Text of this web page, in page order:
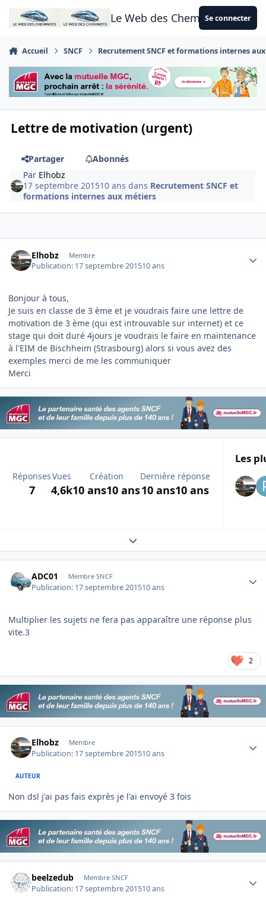
Aller au contenu
Le Web des CheminotsSe connecter
Accueil SNCF Recrutement SNCF et formations internes
Lettre de motivation (urgent)
Partager
Abonnés
Par Elhobz
17 septembre 201510 ans dans Recrutement SNCF et
formations internes aux métiers
Elhobz Membre
Publication: 17 septembre 201510 ans
Bonjour à tous,
Je suis en classe de 3 ème et je voudrais faire une lettre de
motivation de 3 ème (qui est introuvable sur internet) et ce
stage qui doit duré 4jours je voudrais le faire en maintenance
à l'EIM de Bischheim (Strasbourg) alors si vous avez des
exemples merci de me les communiquer
Merci
Réponses
7
Vues
4,6k
Création
10 ans10 ans
Dernière réponse
10 ans10 ans
Les
Expand topic overview
ADC01 Membre SNCF
Publication: 17 septembre 201510 ans
Multiplier les sujets ne fera pas apparaître une réponse plus
vite.3
2
Elhobz Membre
Publication: 17 septembre 201510 ans
AUTEUR
Non dsl j'ai pas fais exprès je l'ai envoyé 3 fois
beelzedub Membre SNCF
Publication: 17 septembre 201510 ans